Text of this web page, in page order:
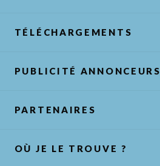
TÉLÉCHARGEMENTS
PUBLICITÉ ANNONCEURS
PARTENAIRES
OÙ JE LE TROUVE ?